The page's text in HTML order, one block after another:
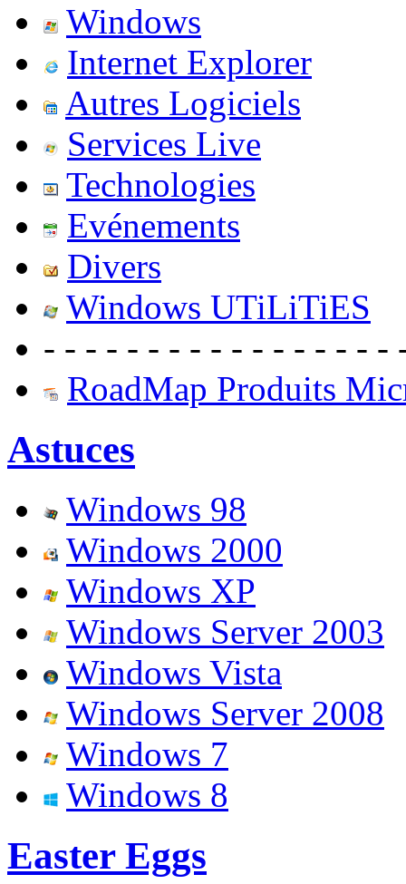
Windows
Internet Explorer
Autres Logiciels
Services Live
Technologies
Evénements
Divers
Windows UTiLiTiES
- - - - - - - - - - - - - - - - -
RoadMap Produits
Astuces
Windows 98
Windows 2000
Windows XP
Windows Server 2003
Windows Vista
Windows Server 2008
Windows 7
Windows 8
Easter Eggs